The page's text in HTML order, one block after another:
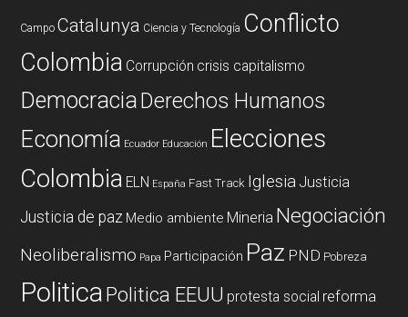
Campo Catalunya Ciencia y Tecnología Conflicto
Colombia Corrupción crisis capitalismo
DemocraciaDerechos Humanos
Economía Ecuador Educación Elecciones
Colombia ELN España Fast Track Iglesia Justicia
Justicia de paz Medio ambiente Mineria Negociación
Neoliberalismo Papa Participación Paz PND Pobreza
PoliticaPolitica EEUU protesta social reforma